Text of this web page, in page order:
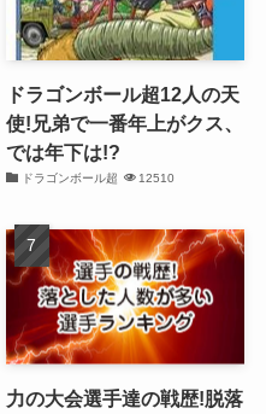
ドラゴンボール超12人の天
使!兄弟で一番年上がクス、
では年下は!?
ドラゴンボール超 12510
力の大会選手達の戦歴!脱落